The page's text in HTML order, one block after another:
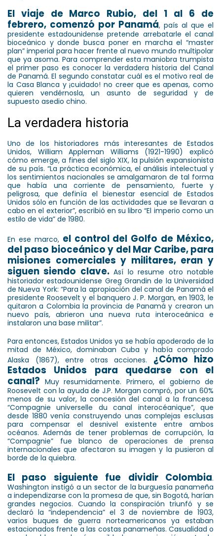
El viaje de Marco Rubio, del 1 al 6 de
febrero, comenzó por Panamá, país al que el
presidente estadounidense pretende arrebatarle el canal
bioceánico y donde busca poner en marcha el “master
plan” imperial para hacer frente al nuevo mundo multipolar
que ya asoma. Para comprender esta maniobra trumpista
el primer paso es conocer la verdadera historia del Canal
de Panamá. El segundo constatar cuál es el motivo real de
la Casa Blanca y ¡cuidado! no creer que es apenas, como
quieren vendérnosla, un asunto de seguridad y de
supuesto asedio chino.
La verdadera historia
Uno de los historiadores más interesantes de Estados
Unidos, William Appleman Williams (1921-1990) explicó
cómo emerge, a fines del siglo XIX, la pulsión expansionista
de su país. “La práctica económica, el análisis intelectual y
los sentimientos nacionales se amalgamaron de tal forma
que había una corriente de pensamiento, fuerte y
peligrosa, que definía el bienestar esencial de Estados
Unidos sólo en función de las actividades que se llevaran a
cabo en el exterior”, escribió en su libro “El imperio como un
estilo de vida” de 1980.
En ese marco, el control del Golfo de México,
del paso bioceánico y del Mar Caribe, para
misiones comerciales y militares, eran y
siguen siendo clave.Así lo resume otro notable
historiador estadounidense Greg Grandin de la Universidad
de Nueva York: “Para la apropiación del canal de Panamá el
presidente Roosevelt y el banquero J. P. Morgan, en 1903, le
quitaron a Colombia la provincia de Panamá y crearon un
nuevo país, abrieron una nueva ruta interoceánica e
instalaron una base militar”.
Para entonces, Estados Unidos ya se había apoderado de la
mitad de México, dominaban Cuba y había comprado
Alaska (1867), entre otras acciones. ¿Cómo hizo
Estados Unidos para quedarse con el
canal? Muy resumidamente. Primero, el gobierno de
Roosevelt con la ayuda de J.P. Morgan compró, por un 60%
menos de su valor, la concesión del canal a la francesa
“Compagnie universelle du canal interocéanique”, que
desde 1880 venía construyendo unas complejas esclusas
para compensar el desnivel existente entre ambos
océanos. Además de tener problemas de corrupción, la
“Compagnie” fue blanco de operaciones de prensa
internacionales que afectaron su imagen y la pusieron al
borde de la quiebra.
El paso siguiente fue dividir Colombia.
Washington instigó a un sector de la burguesía panameña
a independizarse con la promesa de que, sin Bogotá, harían
grandes negocios. Cuando la conspiración triunfó y se
declaró la “independencia” el 3 de noviembre de 1903,
varios buques de guerra norteamericanos ya estaban
estacionados frente a las costas panameñas. Casualidad o